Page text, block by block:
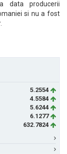
data producerii
si nu a fost
5.2554
4.5584
5.6244
6.1277
632.7824